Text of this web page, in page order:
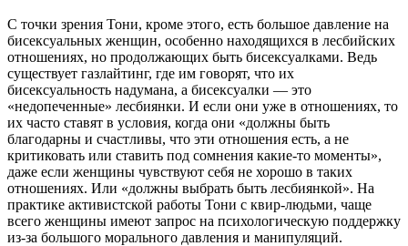
С точки зрения Тони, кроме этого, есть большое давление на
бисексуальных женщин, особенно находящихся в лесбийских
отношениях, но продолжающих быть бисексуалками. Ведь
существует газлайтинг, где им говорят, что их
бисексуальность надумана, а бисексуалки — это
«недопеченные» лесбиянки. И если они уже в отношениях, то
их часто ставят в условия, когда они «должны быть
благодарны и счастливы, что эти отношения есть, а не
критиковать или ставить под сомнения какие-то моменты»,
даже если женщины чувствуют себя не хорошо в таких
отношениях. Или «должны выбрать быть лесбиянкой». На
практике активистской работы Тони с квир-людьми, чаще
всего женщины имеют запрос на психологическую поддержку
из-за большого морального давления и манипуляций.